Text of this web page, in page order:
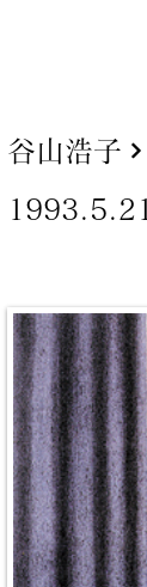
谷山浩子
1993.5.21